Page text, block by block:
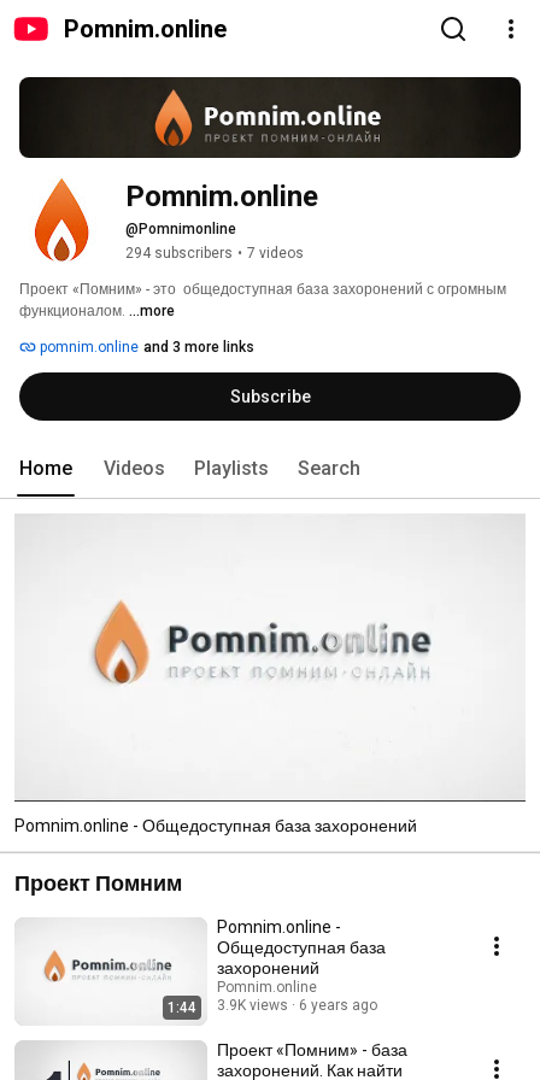
Pomnim.online
Pomnim.online
@Pomnimonline
294 subscribers • 7 videos
Проект «Помним» - это  общедоступная база захоронений с огромным
функционалом. ...more
pomnim.online and 3 more links
Subscribe
Home Videos Playlists Search
Pomnim.online - Общедоступная база захоронений
Проект Помним
1:44
Pomnim.online -
Общедоступная база
захоронений
Pomnim.online
3.9K views
6 years ago
Проект «Помним» - база
захоронений. Как найти